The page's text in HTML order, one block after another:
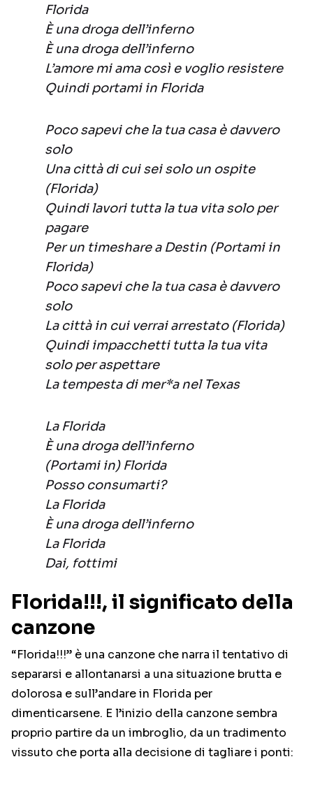
Florida
È una droga dell’inferno
È una droga dell’inferno
L’amore mi ama così e voglio resistere
Quindi portami in Florida
Poco sapevi che la tua casa è davvero
solo
Una città di cui sei solo un ospite
(Florida)
Quindi lavori tutta la tua vita solo per
pagare
Per un timeshare a Destin (Portami in
Florida)
Poco sapevi che la tua casa è davvero
solo
La città in cui verrai arrestato (Florida)
Quindi impacchetti tutta la tua vita
solo per aspettare
La tempesta di mer*a nel Texas
La Florida
È una droga dell’inferno
(Portami in) Florida
Posso consumarti?
La Florida
È una droga dell’inferno
La Florida
Dai, fottimi
Florida!!!, il significato della
canzone
“Florida!!!” è una canzone che narra il tentativo di
separarsi e allontanarsi a una situazione brutta e
dolorosa e sull’andare in Florida per
dimenticarsene. E l’inizio della canzone sembra
proprio partire da un imbroglio, da un tradimento
vissuto che porta alla decisione di tagliare i ponti: